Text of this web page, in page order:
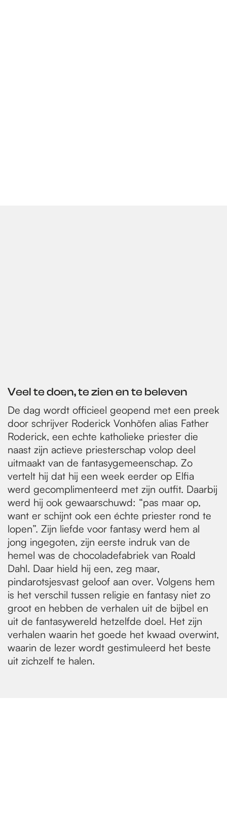
Veel te doen, te zien en te beleven
De dag wordt officieel geopend met een preek
door schrijver Roderick Vonhöfen alias Father
Roderick, een echte katholieke priester die
naast zijn actieve priesterschap volop deel
uitmaakt van de fantasygemeenschap. Zo
vertelt hij dat hij een week eerder op Elfia
werd gecomplimenteerd met zijn outfit. Daarbij
werd hij ook gewaarschuwd: “pas maar op,
want er schijnt ook een échte priester rond te
lopen”. Zijn liefde voor fantasy werd hem al
jong ingegoten, zijn eerste indruk van de
hemel was de chocoladefabriek van Roald
Dahl. Daar hield hij een, zeg maar,
pindarotsjesvast geloof aan over. Volgens hem
is het verschil tussen religie en fantasy niet zo
groot en hebben de verhalen uit de bijbel en
uit de fantasywereld hetzelfde doel. Het zijn
verhalen waarin het goede het kwaad overwint,
waarin de lezer wordt gestimuleerd het beste
uit zichzelf te halen.